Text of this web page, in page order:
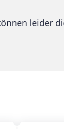
leider